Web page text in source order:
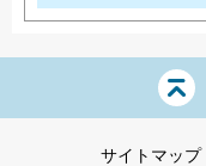
サイトマップ